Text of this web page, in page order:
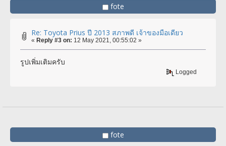
fote
Re: Toyota Prius ปี 2013 สภาพดี เจ้าของมือเดียว
« Reply #3 on: 12 May 2021, 00:55:02 »
รูปเพิ่มเติมครับ
Logged
fote